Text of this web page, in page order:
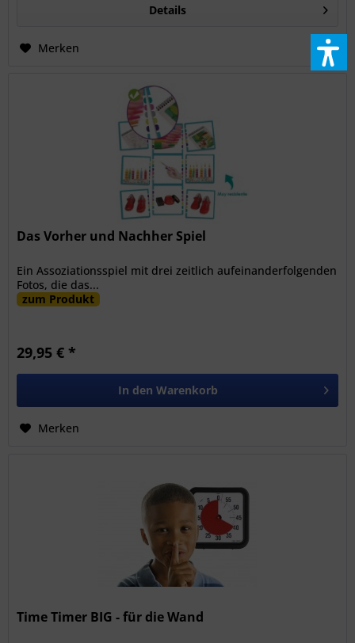
Details
Merken
Das Vorher und Nachher Spiel
Ein Assoziationsspiel mit drei zeitlich aufeinanderfolgenden
Fotos, die das...
zum Produkt
29,95 € *
In den Warenkorb
Merken
Time Timer BIG - für die Wand